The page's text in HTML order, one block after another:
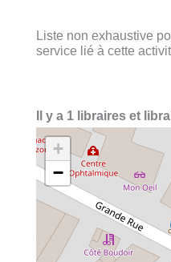
Liste non exhaustive
service lié à cette
Il y a 1 libraires et
+
−